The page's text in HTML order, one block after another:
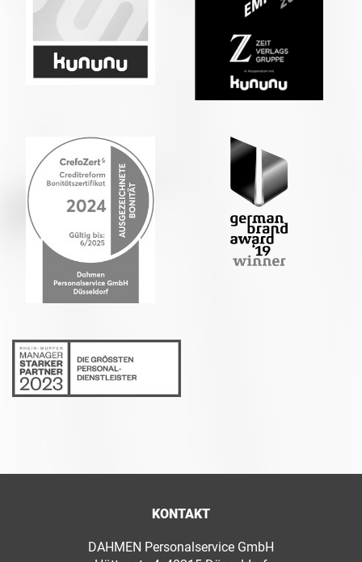
KONTAKT
DAHMEN Personalservice GmbH